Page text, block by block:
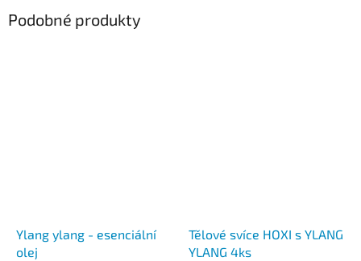
Podobné produkty
Ylang ylang - esenciální
olej
Tělové svíce HOXI s YLANG
YLANG 4ks